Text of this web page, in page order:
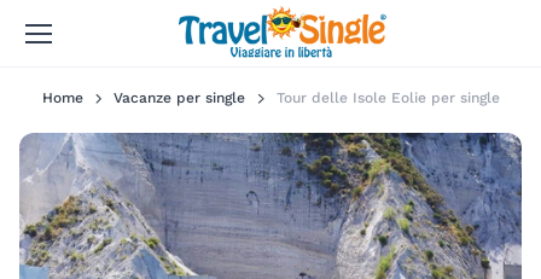
Home Vacanze per single Tour delle Isole Eolie per single